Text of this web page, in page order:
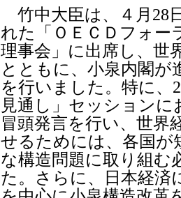
竹中大臣は、４月28
れた「ＯＥＣＤフォー
理事会」に出席し、世
とともに、小泉内閣が
を行いました。特に、
見通し」セッション
冒頭発言を行い、世界
せるためには、各国が
な構造問題に取り組む
た。さらに、日本経済